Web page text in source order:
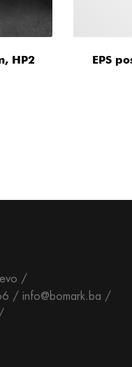
HP2 EPS
/
/ info@bomark.ba /